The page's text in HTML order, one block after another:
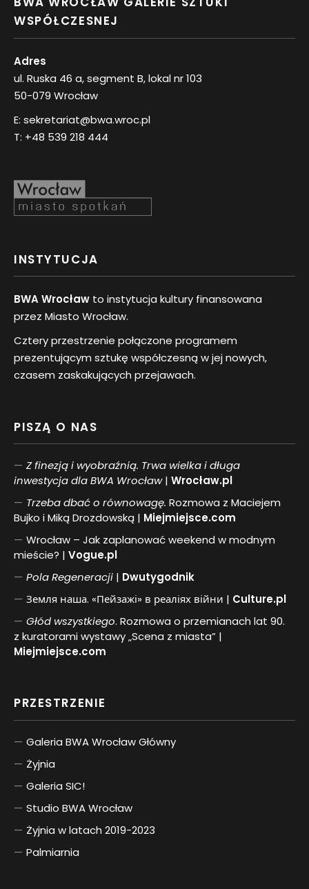
WSPÓŁCZESNEJ
Adres
ul. Ruska 46 a, segment B, lokal nr 103
50-079 Wrocław
E: sekretariat@bwa.wroc.pl
T: +48 539 218 444
INSTYTUCJA
BWA Wrocław to instytucja kultury finansowana
przez Miasto Wrocław.
Cztery przestrzenie połączone programem
prezentującym sztukę współczesną w jej nowych,
czasem zaskakujących przejawach.
PISZĄ O NAS
Z finezją i wyobraźnią. Trwa wielka i długa
inwestycja dla BWA Wrocław| Wrocław.pl
Trzeba dbać o równowagę. Rozmowa z Maciejem
Bujko i Miką Drozdowską | Miejmiejsce.com
Wrocław – Jak zaplanować weekend w modnym
mieście? | Vogue.pl
PolaRegeneracji | Dwutygodnik
Земля наша. «Пейзажі» в реаліях війни | Culture.pl
Głód wszystkiego. Rozmowa o przemianach lat 90.
z kuratorami wystawy „Scena z miasta” |
Miejmiejsce.com
PRZESTRZENIE
Galeria BWA Wrocław Główny
Żyjnia
Galeria SIC!
Studio BWA Wrocław
Żyjnia w latach 2019-2023
Palmiarnia